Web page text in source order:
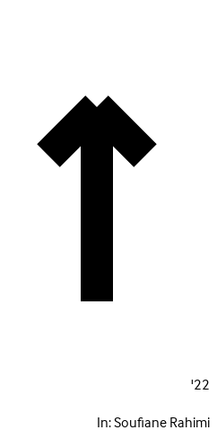
22'
In:Soufiane Rahimi